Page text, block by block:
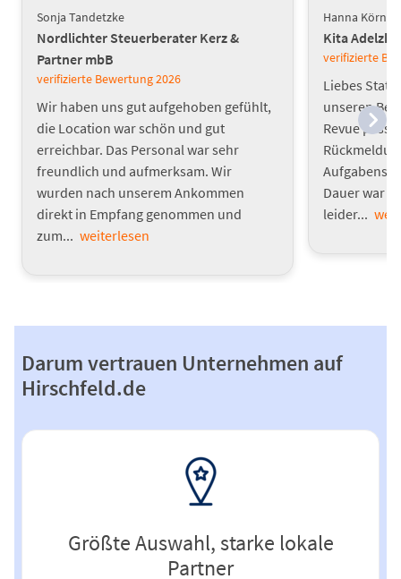
Sonja Tandetzke
Nordlichter Steuerberater Kerz &
Partner mbB
verifizierte Bewertung2026
Wir haben uns gut aufgehoben gefühlt,
die Location war schön und gut
erreichbar. Das Personal war sehr
freundlich und aufmerksam. Wir
wurden nach unserem Ankommen
direkt in Empfang genommen und
zum... weiterlesen
Hanna Körner
Kita
verifizierte
Liebes
unseren
Revue
Dauer war
leider...
Darum vertrauen Unternehmen auf
Hirschfeld.de
Größte Auswahl, starke lokale
Partner